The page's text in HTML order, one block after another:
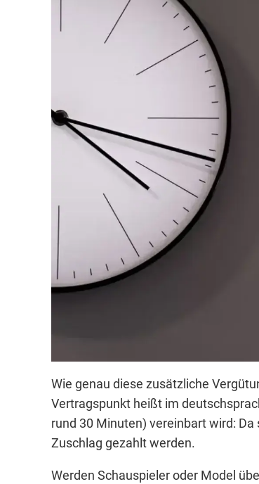
Wie genau diese zusätzliche
Vertragspunkt heißt im
rund 30 Minuten) vereinbart wird:
Zuschlag gezahlt werden.
Werden Schauspieler oder Model